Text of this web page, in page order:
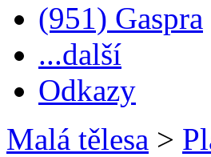
(951) Gaspra
...další
Odkazy
Malá tělesa >